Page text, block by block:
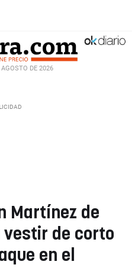
AGOSTO DE 2026
Martínez de
vestir de corto
en el